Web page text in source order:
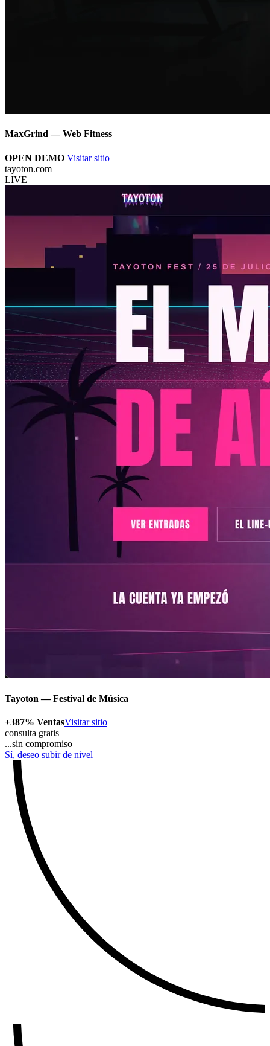
MaxGrind — Web Fitness
OPEN DEMO Visitar sitio
tayoton.com
LIVE
Tayoton — Festival de Música
+387% VentasVisitar sitio
consulta gratis
...sin compromiso
Sí, deseo subir de nivel